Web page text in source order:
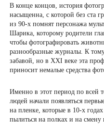
В конце концов, история
насыщенна, с которой без ста
из 90-х помнят персонажа
Шарика, которому родители
чтобы фотографировать
разнообразные журналы. К
забавой, но в XXI веке эта
приносит немалые средства
Именно в этот период по всей
людей начали появляться
на пленке, которые в 10-х
пылиться на полках и на